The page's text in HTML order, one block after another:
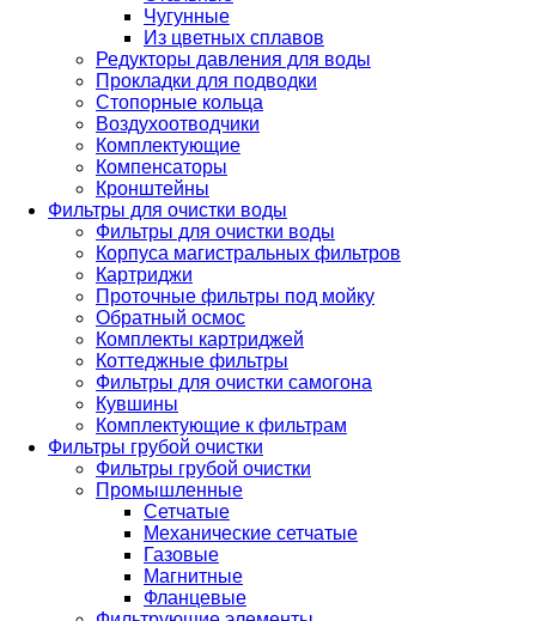
Чугунные
Из цветных сплавов
Редукторы давления для воды
Прокладки для подводки
Стопорные кольца
Воздухоотводчики
Комплектующие
Компенсаторы
Кронштейны
Фильтры для очистки воды
Фильтры для очистки воды
Корпуса магистральных фильтров
Картриджи
Проточные фильтры под мойку
Обратный осмос
Комплекты картриджей
Коттеджные фильтры
Фильтры для очистки самогона
Кувшины
Комплектующие к фильтрам
Фильтры грубой очистки
Фильтры грубой очистки
Промышленные
Сетчатые
Механические сетчатые
Газовые
Магнитные
Фланцевые